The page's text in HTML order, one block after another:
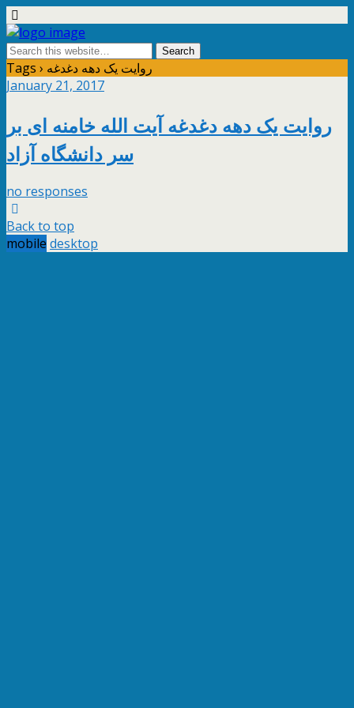
Tags › روایت یک دهه دغدغه
January 21, 2017
روایت یک دهه دغدغه آیت الله خامنه ای بر
سر دانشگاه آزاد
no responses
Back to top
mobile desktop